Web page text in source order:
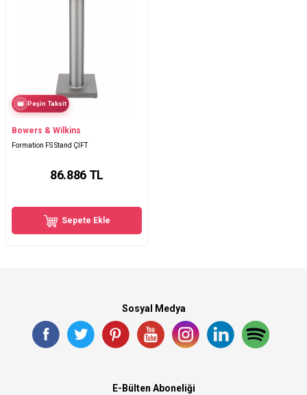
Peşin Taksit
Bowers & Wilkins
Formation FS Stand ÇİFT
86.886TL
Sepete Ekle
Sosyal Medya
E-Bülten Aboneliği